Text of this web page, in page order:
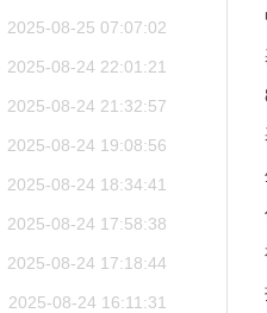
2025-08-25 07:07:02
2025-08-24 22:01:21
2025-08-24 21:32:57
2025-08-24 19:08:56
2025-08-24 18:34:41
2025-08-24 17:58:38
2025-08-24 17:18:44
2025-08-24 16:11:31